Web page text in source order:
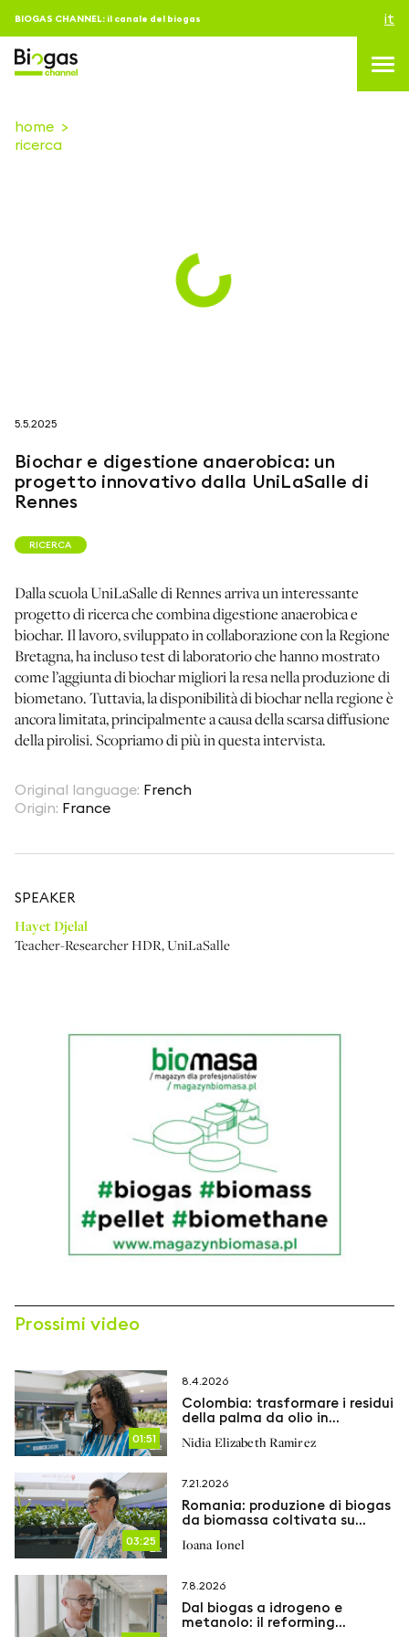
BIOGAS CHANNEL: il canale del biogas it
seguici su
netzerotube
home
ricerca
5.5.2025
Biochar e digestione anaerobica: un
progetto innovativo dalla UniLaSalle di
Rennes
RICERCA
Dalla scuola UniLaSalle di Rennes arriva un interessante
progetto di ricerca che combina digestione anaerobica e
biochar. Il lavoro, sviluppato in collaborazione con la Regione
Bretagna, ha incluso test di laboratorio che hanno mostrato
come l’aggiunta di biochar migliori la resa nella produzione di
biometano. Tuttavia, la disponibilità di biochar nella regione è
ancora limitata, principalmente a causa della scarsa diffusione
della pirolisi. Scopriamo di più in questa intervista.
Original language: French
Origin: France
SPEAKER
Hayet Djelal
Teacher-Researcher HDR,UniLaSalle
Prossimi video
01:51
8.4.2026
Colombia: trasformare i residui
della palma da olio in
Nidia Elizabeth Ramirez
03:25
7.21.2026
Romania: produzione di biogas
da biomassa coltivata su
Ioana Ionel
7.8.2026
Dal biogas a idrogeno e
metanolo: il reforming